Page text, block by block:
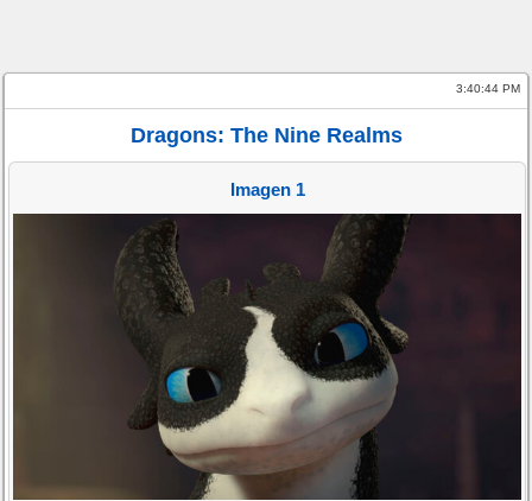
3:40:44 PM
Dragons: The Nine Realms
Imagen 1